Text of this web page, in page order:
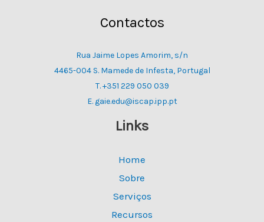
Contactos
Rua Jaime Lopes Amorim, s/n
4465-004 S. Mamede de Infesta, Portugal
T. +351 229 050 039
E. gaie.edu@iscap.ipp.pt
Links
Home
Sobre
Serviços
Recursos